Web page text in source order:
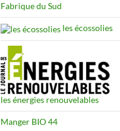
Fabrique du Sud
les écossolies
les énergies renouvelables
Manger BIO 44